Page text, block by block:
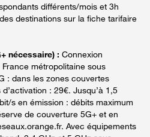
différents/mois et 3h
destinations sur la fiche tarifaire
nécessaire) : Connexion
métropolitaine sous
: dans les zones couvertes
: 29€. Jusqu’à 1,5
s en émission : débits maximum
de couverture 5G+ et en
Avec équipements